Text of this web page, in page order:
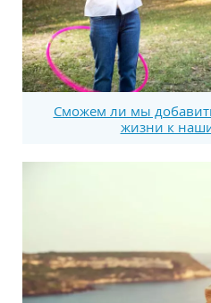
Сможем ли мы
жизни к